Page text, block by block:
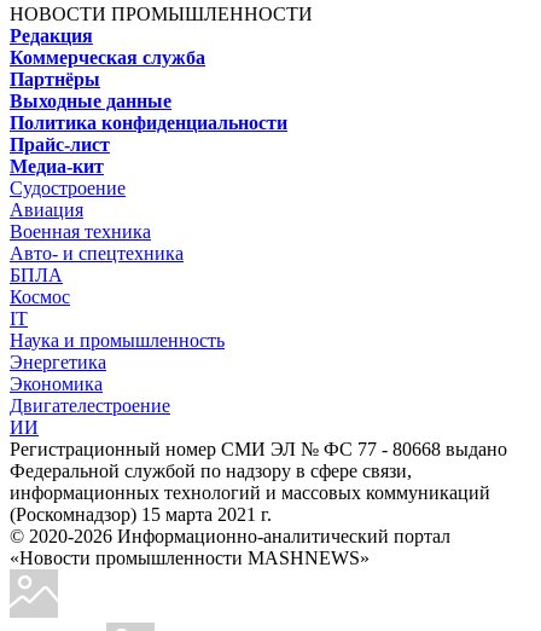
НОВОСТИ ПРОМЫШЛЕННОСТИ
Редакция
Коммерческая служба
Партнёры
Выходные данные
Политика конфиденциальности
Прайс-лист
Медиа-кит
Судостроение
Авиация
Военная техника
Авто- и спецтехника
БПЛА
Космос
IT
Наука и промышленность
Энергетика
Экономика
Двигателестроение
ИИ
Регистрационный номер СМИ ЭЛ № ФС 77 - 80668 выдано
Федеральной службой по надзору в сфере связи,
информационных технологий и массовых коммуникаций
(Роскомнадзор) 15 марта 2021 г.
© 2020-2026 Информационно-аналитический портал
«Новости промышленности MASHNEWS»